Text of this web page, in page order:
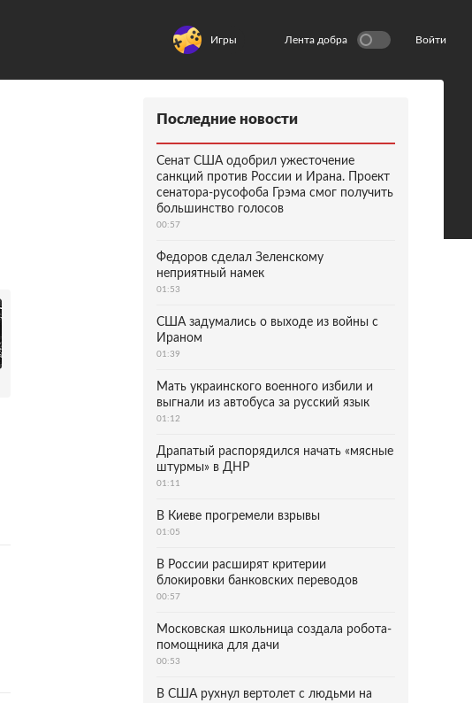
Игры Лента добра Войти
Последние новости
Сенат США одобрил ужесточение
санкций против России и Ирана. Проект
сенатора-русофоба Грэма смог получить
большинство голосов
00:57
Федоров сделал Зеленскому
неприятный намек
01:53
США задумались о выходе из войны с
Ираном
01:39
Мать украинского военного избили и
выгнали из автобуса за русский язык
01:12
Драпатый распорядился начать «мясные
штурмы» в ДНР
01:11
В Киеве прогремели взрывы
01:05
В России расширят критерии
блокировки банковских переводов
00:57
Московская школьница создала робота-
помощника для дачи
00:53
В США рухнул вертолет с людьми на